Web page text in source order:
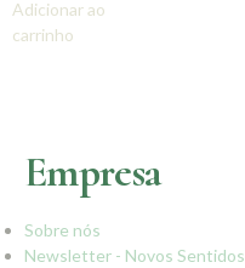
Adicionar ao
carrinho
Empresa
Sobre nós
Newsletter - Novos Sentidos